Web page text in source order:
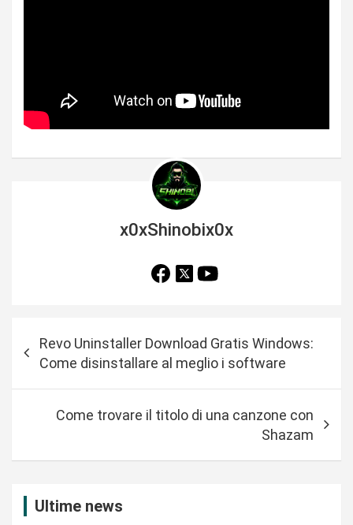
x0xShinobix0x
a
Revo Uninstaller Download Gratis Windows:
Come disinstallare al meglio i software
Come trovare il titolo di una canzone con
Shazam
Ultime news